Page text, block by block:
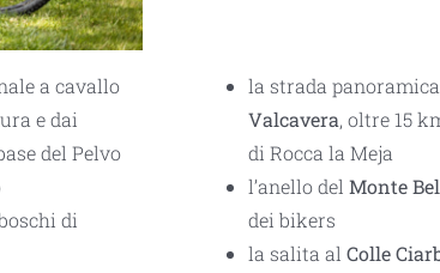
a cavallo
e dai
del Pelvo
di
la strada panoramica
Valcavera, oltre 15
di Rocca la Meja
l’anello del Monte
dei bikers
la salita al Colle